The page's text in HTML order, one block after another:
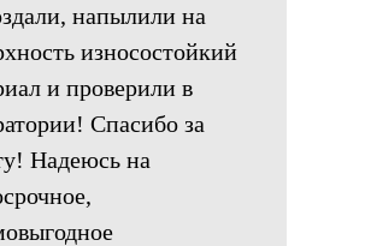
напылили на
износостойкий
и проверили в
Спасибо за
Надеюсь на